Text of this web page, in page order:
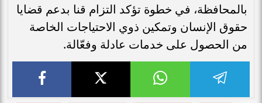
بالمحافظة، في خطوة تؤكد التزام قنا بدعم قضايا
حقوق الإنسان وتمكين ذوي الاحتياجات الخاصة
من الحصول على خدمات عادلة وفعّالة.